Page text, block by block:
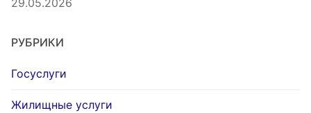
29.05.2026
РУБРИКИ
Госуслуги
Жилищные услуги